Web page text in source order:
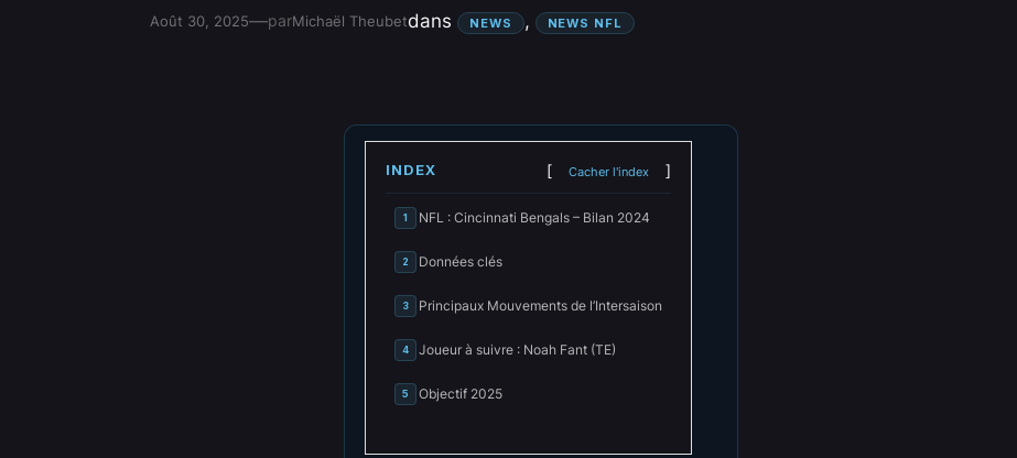
Août 30, 2025—parMichaël Theubetdans NEWS , NEWS NFL
INDEX Cacher l'index
1 NFL : Cincinnati Bengals – Bilan 2024
2 Données clés
3 Principaux Mouvements de l’Intersaison
4 Joueur à suivre : Noah Fant (TE)
5 Objectif 2025